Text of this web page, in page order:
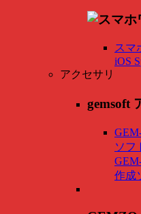
スマ
iOS
アクセサリ
gemsoft
ソフ
作成